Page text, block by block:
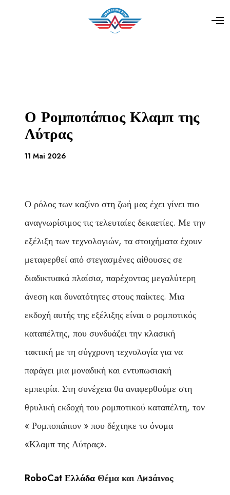
Ο Ρομποπάπιος Κλαμπ της
Λύτρας
11 Mai 2026
Ο ρόλος των καζίνο στη ζωή μας έχει γίνει πιο
αναγνωρίσιμος τις τελευταίες δεκαετίες. Με την
εξέλιξη των τεχνολογιών, τα στοιχήματα έχουν
μεταφερθεί από στεγασμένες αίθουσες σε
διαδικτυακά πλαίσια, παρέχοντας μεγαλύτερη
άνεση και δυνατότητες στους παίκτες. Μια
εκδοχή αυτής της εξέλιξης είναι ο ρομποτικός
καταπέλτης, που συνδυάζει την κλασική
τακτική με τη σύγχρονη τεχνολογία για να
παράγει μια μοναδική και εντυπωσιακή
εμπειρία. Στη συνέχεια θα αναφερθούμε στη
θρυλική εκδοχή του ρομποτικού καταπέλτη, τον
« Ρομποπάπιον » που δέχτηκε το όνομα
«Κλαμπ της Λύτρας».
RoboCat Ελλάδα Θέμα και Δизάινος